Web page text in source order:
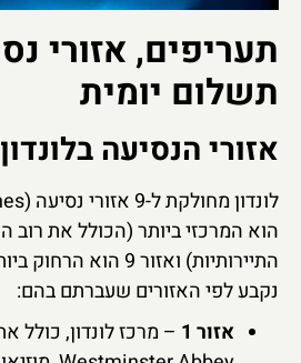
תעריפים, אזורי
תשלום יומית
אזורי הנסיעה בלונדון
הוא המרכזי ביותר (הכולל את רוב
התיירותיות) ואזור 9
נקבע לפי האזורים שעברתם בהם:
אזור 1